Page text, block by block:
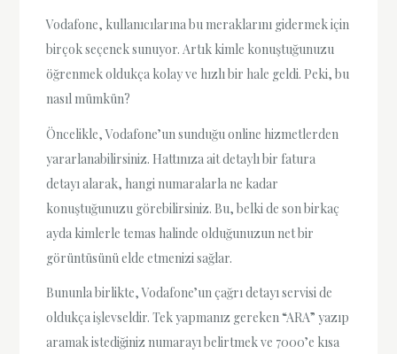
Vodafone, kullanıcılarına bu meraklarını gidermek için
birçok seçenek sunuyor. Artık kimle konuştuğunuzu
öğrenmek oldukça kolay ve hızlı bir hale geldi. Peki, bu
nasıl mümkün?
Öncelikle, Vodafone’un sunduğu online hizmetlerden
yararlanabilirsiniz. Hattınıza ait detaylı bir fatura
detayı alarak, hangi numaralarla ne kadar
konuştuğunuzu görebilirsiniz. Bu, belki de son birkaç
ayda kimlerle temas halinde olduğunuzun net bir
görüntüsünü elde etmenizi sağlar.
Bununla birlikte, Vodafone’un çağrı detayı servisi de
oldukça işlevseldir. Tek yapmanız gereken “ARA” yazıp
aramak istediğiniz numarayı belirtmek ve 7000’e kısa